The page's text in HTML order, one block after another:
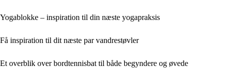
Yogablokke – inspiration til din næste yogapraksis
Få inspiration til dit næste par vandrestøvler
Et overblik over bordtennisbat til både begyndere og øvede